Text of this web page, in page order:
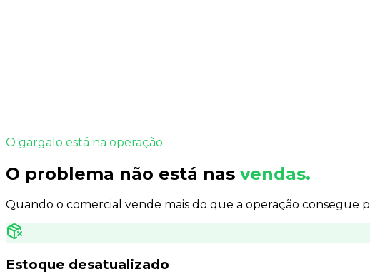
O gargalo está na operação
O problema não está nas vendas.
Quando o comercial vende mais do que a operação consegue
Estoque desatualizado